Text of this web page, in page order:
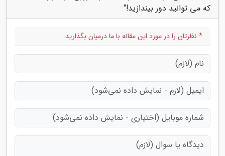
که می توانید دور بیندازید!"
* نظرتان را در مورد این مقاله با ما درمیان بگذارید